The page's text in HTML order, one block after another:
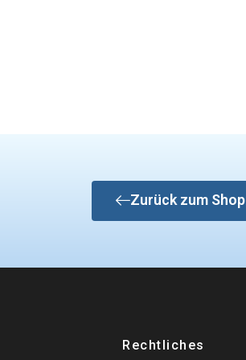
Zurück zum Shop
Rechtliches